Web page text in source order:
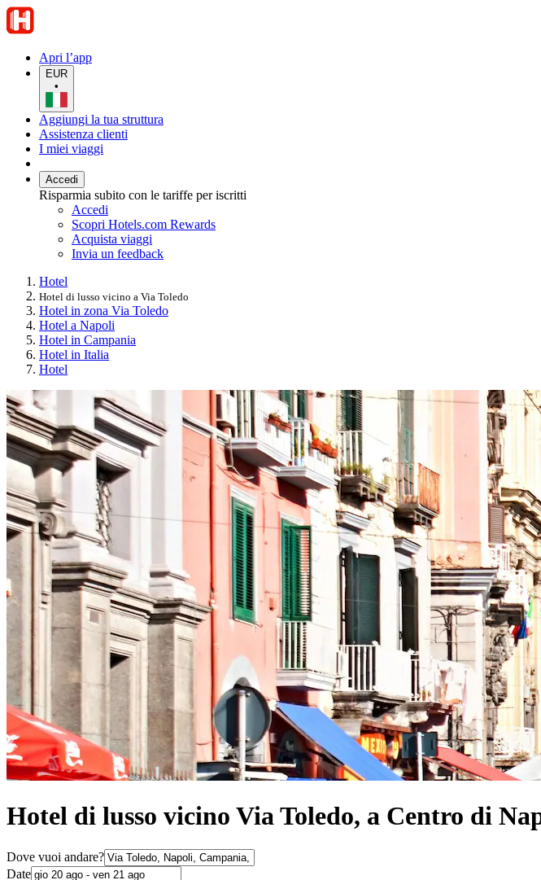
Apri l’app
EUR
•
Aggiungi la tua struttura
Assistenza clienti
I miei viaggi
Accedi
Risparmia subito con le tariffe per iscritti
Accedi
Scopri Hotels.com Rewards
Acquista viaggi
Invia un feedback
Hotel
Hotel di lusso vicino a Via Toledo
Hotel in zona Via Toledo
Hotel a Napoli
Hotel in Campania
Hotel in Italia
Hotel
Hotel di lusso vicino Via Toledo, a Centro di
Dove vuoi andare?
Date